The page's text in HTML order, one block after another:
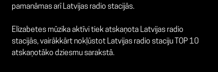
pamanāmas arī Latvijas radio stacijās.
Elizabetes mūzika aktīvi tiek atskaņota Latvijas radio
stacijās, vairākkārt nokļūstot Latvijas radio staciju TOP 10
atskaņotāko dziesmu sarakstā.